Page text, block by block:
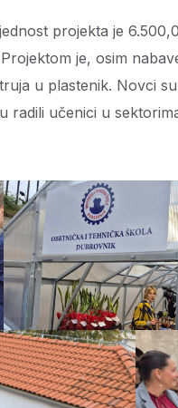
projekta je
je, osim
u plastenik. Novci
radili učenici u